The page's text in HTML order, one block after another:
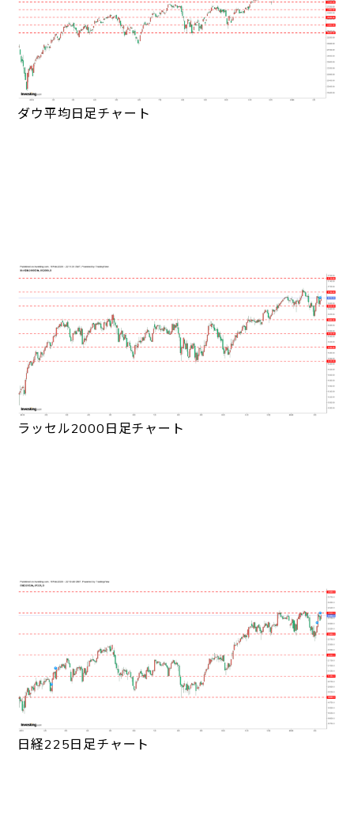
ダウ平均日足チャート
ラッセル2000日足チャート
日経225日足チャート